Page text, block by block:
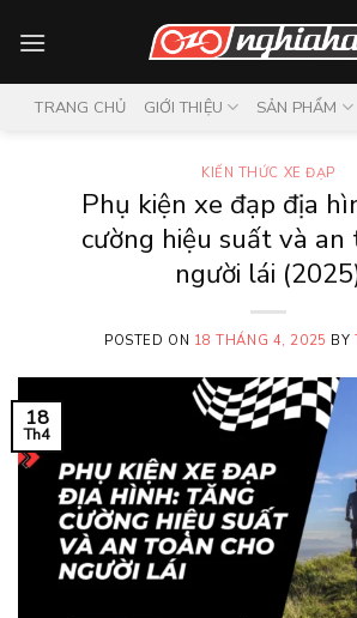
TRANG CHỦ GIỚI THIỆU SẢN PHẨM
KIẾN THỨC XE ĐẠP
Phụ kiện xe đạp địa
cường hiệu suất và an
người lái
POSTED ON 18 THÁNG 4, 2025 BY
18
Th4